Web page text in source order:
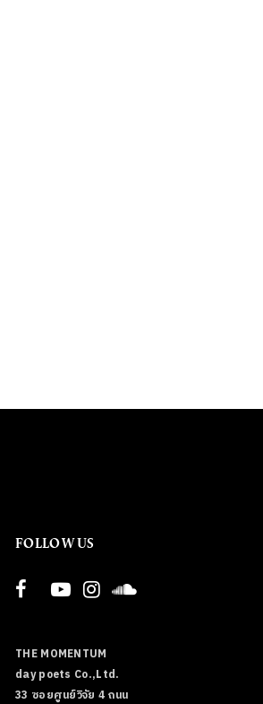
FOLLOW US
THE MOMENTUM
day poets Co.,Ltd.
33 ซอยศูนย์วิจัย 4 ถนน